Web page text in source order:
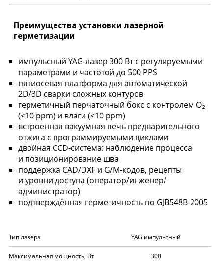
Преимущества установки лазерной
герметизации
импульсный YAG-лазер 300 Вт с регулируемыми
параметрами и частотой до 500 PPS
пятиосевая платформа для автоматической
2D/3D сварки сложных контуров
герметичный перчаточный бокс с контролем O₂
(<10 ppm) и влаги (<10 ppm)
встроенная вакуумная печь предварительного
отжига с программируемыми циклами
двойная CCD-система: наблюдение процесса
и позиционирование шва
поддержка CAD/DXF и G/M-кодов, рецепты
и уровни доступа (оператор/инженер/
администратор)
подтверждённая герметичность по GJB548B-2005
Тип лазера YAG импульсный
Максимальная мощность, Вт 300